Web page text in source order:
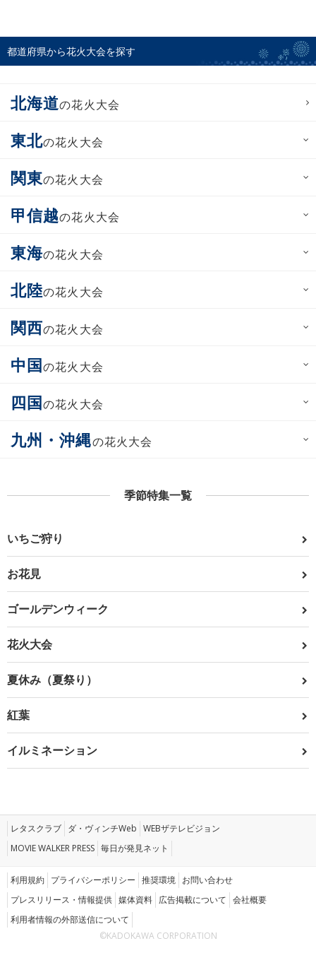
都道府県から花火大会を探す
北海道の花火大会
東北の花火大会
関東の花火大会
甲信越の花火大会
東海の花火大会
北陸の花火大会
関西の花火大会
中国の花火大会
四国の花火大会
九州・沖縄の花火大会
季節特集一覧
いちご狩り
お花見
ゴールデンウィーク
花火大会
夏休み（夏祭り）
紅葉
イルミネーション
レタスクラブ ダ・ヴィンチWeb WEBザテレビジョン
MOVIE WALKER PRESS 毎日が発見ネット
利用規約 プライバシーポリシー 推奨環境 お問い合わせ
プレスリリース・情報提供 媒体資料 広告掲載について 会社概要
利用者情報の外部送信について
©KADOKAWA CORPORATION